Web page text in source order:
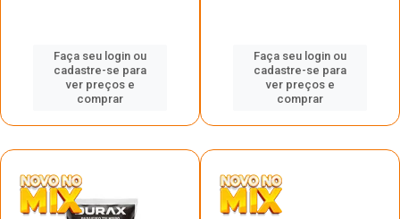
Faça seu login ou
cadastre-se para
ver preços e
comprar
Faça seu login ou
cadastre-se para
ver preços e
comprar